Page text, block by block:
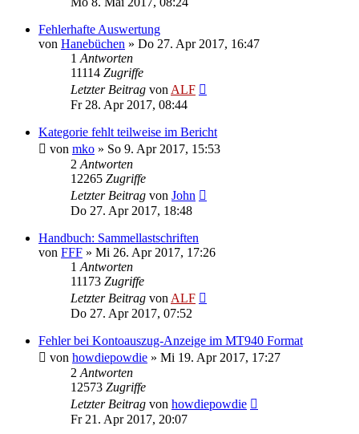
Fehlerhafte Auswertung
von Hanebüchen » Do 27. Apr 2017, 16:47
1 Antworten
11114 Zugriffe
Letzter Beitrag von ALF
Fr 28. Apr 2017, 08:44
Kategorie fehlt teilweise im Bericht
von mko » So 9. Apr 2017, 15:53
2 Antworten
12265 Zugriffe
Letzter Beitrag von John
Do 27. Apr 2017, 18:48
Handbuch: Sammellastschriften
von FFF » Mi 26. Apr 2017, 17:26
1 Antworten
11173 Zugriffe
Letzter Beitrag von ALF
Do 27. Apr 2017, 07:52
Fehler bei Kontoauszug-Anzeige im MT940 Format
von howdiepowdie » Mi 19. Apr 2017, 17:27
2 Antworten
12573 Zugriffe
Letzter Beitrag von howdiepowdie
Fr 21. Apr 2017, 20:07